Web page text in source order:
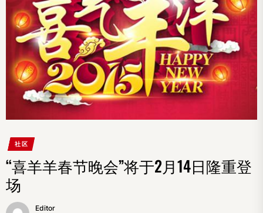
社区
“喜羊羊春节晚会”将于2月14日隆重登
场
Editor